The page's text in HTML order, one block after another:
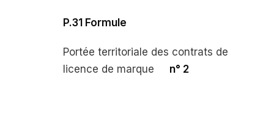
P.31 Formule
Portée territoriale des contrats de
licence de marque n° 2